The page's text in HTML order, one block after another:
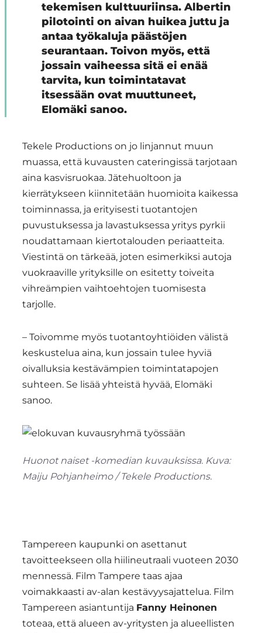
tekemisen kulttuuriinsa. Albertin
pilotointi on aivan huikea juttu ja
antaa työkaluja päästöjen
seurantaan. Toivon myös, että
jossain vaiheessa sitä ei enää
tarvita, kun toimintatavat
itsessään ovat muuttuneet,
Elomäki sanoo.
Tekele Productions on jo linjannut muun
muassa, että kuvausten cateringissä tarjotaan
aina kasvisruokaa. Jätehuoltoon ja
kierrätykseen kiinnitetään huomioita kaikessa
toiminnassa, ja erityisesti tuotantojen
puvustuksessa ja lavastuksessa yritys pyrkii
noudattamaan kiertotalouden periaatteita.
Viestintä on tärkeää, joten esimerkiksi autoja
vuokraaville yrityksille on esitetty toiveita
vihreämpien vaihtoehtojen tuomisesta
tarjolle.
– Toivomme myös tuotantoyhtiöiden välistä
keskustelua aina, kun jossain tulee hyviä
oivalluksia kestävämpien toimintatapojen
suhteen. Se lisää yhteistä hyvää, Elomäki
sanoo.
Huonot naiset -komedian kuvauksissa. Kuva:
Maiju Pohjanheimo / Tekele Productions.
Tampereen kaupunki on asettanut
tavoitteekseen olla hiilineutraali vuoteen 2030
mennessä. Film Tampere taas ajaa
voimakkaasti av-alan kestävyysajattelua. Film
Tampereen asiantuntija Fanny Heinonen
toteaa, että alueen av-yritysten ja alueellisten